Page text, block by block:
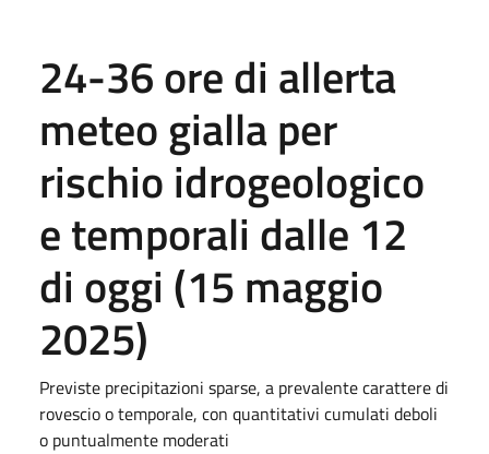
24-36 ore di allerta
meteo gialla per
rischio idrogeologico
e temporali dalle 12
di oggi (15 maggio
2025)
Previste precipitazioni sparse, a prevalente carattere di
rovescio o temporale, con quantitativi cumulati deboli
o puntualmente moderati